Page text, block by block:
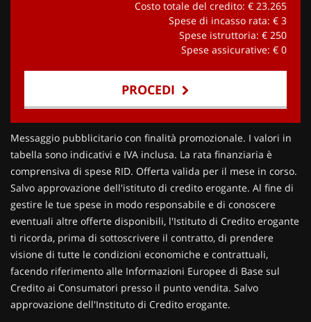
Costo totale del credito: € 23.265
Spese di incasso rata: € 3
Spese istruttoria: € 250
Spese assicurative: € 0
PROCEDI
Contattaci
Messaggio pubblicitario con finalità promozionale. I valori in
tabella sono indicativi e IVA inclusa. La rata finanziaria è
comprensiva di spese RID. Offerta valida per il mese in corso.
Salvo approvazione dell'istituto di credito erogante. Al fine di
gestire le tue spese in modo responsabile e di conoscere
eventuali altre offerte disponibili, l'Istituto di Credito erogante
ti ricorda, prima di sottoscrivere il contratto, di prendere
visione di tutte le condizioni economiche e contrattuali,
facendo riferimento alle Informazioni Europee di Base sul
Credito ai Consumatori presso il punto vendita. Salvo
approvazione dell'Instituto di Credito erogante.